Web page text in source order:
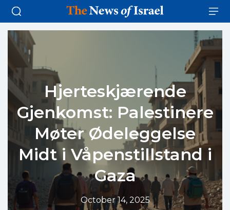
Hjerteskjærende
Gjenkomst: Palestinere
Møter Ødeleggelse
Midt i Våpenstillstand i
Gaza
October 14, 2025